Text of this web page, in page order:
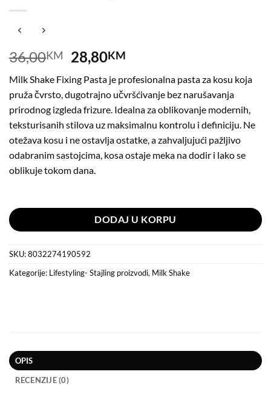
36,00KM
Original
price
was:
36,00KM.
28,80KM
is:
28,80KM.
Milk Shake Fixing Pasta je profesionalna pasta za kosu koja
pruža čvrsto, dugotrajno učvršćivanje bez narušavanja
prirodnog izgleda frizure. Idealna za oblikovanje modernih,
teksturisanih stilova uz maksimalnu kontrolu i definiciju. Ne
otežava kosu i ne ostavlja ostatke, a zahvaljujući pažljivo
odabranim sastojcima, kosa ostaje meka na dodir i lako se
oblikuje tokom dana.
DODAJ U KORPU
SKU:8032274190592
Kategorije: Lifestyling- Stajling proizvodi, Milk Shake
OPIS
RECENZIJE (0)